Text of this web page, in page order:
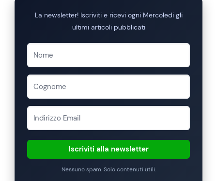
La newsletter! Iscriviti e ricevi ogni Mercoledi gli
ultimi articoli pubblicati
Iscriviti alla newsletter
Nessuno spam. Solo contenuti utili.